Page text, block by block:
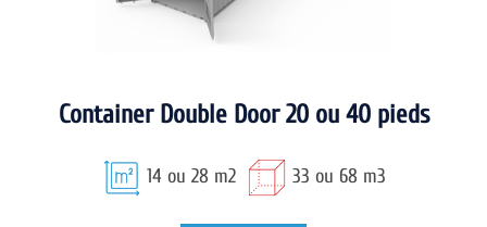
Container Double Door 20 ou 40 pieds
14 ou 28 m2 33 ou 68 m3